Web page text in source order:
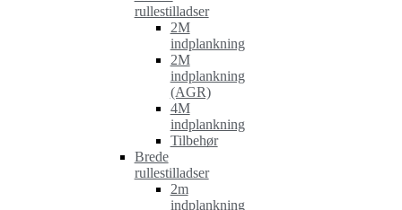
rullestilladser
2M
indplankning
2M
indplankning
(AGR)
4M
indplankning
Tilbehør
Brede
rullestilladser
2m
indplankning